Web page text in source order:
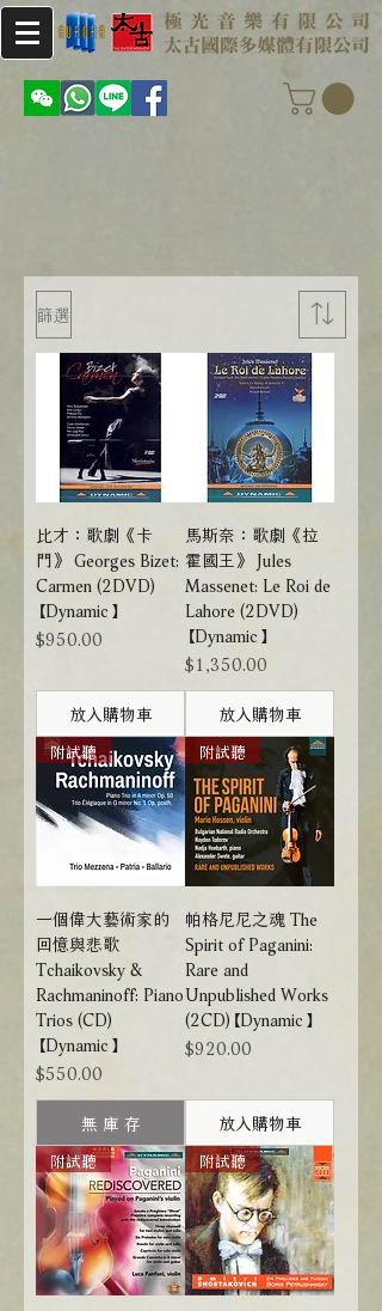
篩選
比才：歌劇《卡
門》 Georges Bizet:
Carmen (2DVD)
【Dynamic】
價格
$950.00
放入購物車
馬斯奈：歌劇《拉
霍國王》 Jules
Massenet: Le Roi de
Lahore (2DVD)
【Dynamic】
價格
$1,350.00
放入購物車
附試聽
一個偉大藝術家的
回憶與悲歌
Tchaikovsky &
Rachmaninoff: Piano
Trios (CD)
【Dynamic】
價格
$550.00
無 庫 存
附試聽
帕格尼尼之魂 The
Spirit of Paganini:
Rare and
Unpublished Works
(2CD)【Dynamic】
價格
$920.00
放入購物車
附試聽 附試聽